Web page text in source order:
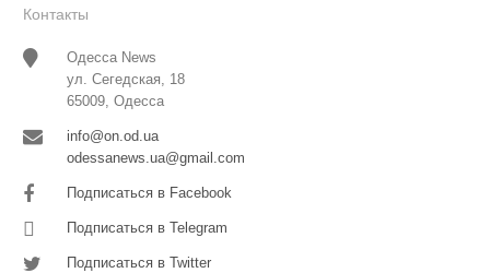
Контакты
Одесса News
ул. Сегедская, 18
65009, Одесса
info@on.od.ua
odessanews.ua@gmail.com
Подписаться в Facebook
Подписаться в Telegram
Подписаться в Twitter